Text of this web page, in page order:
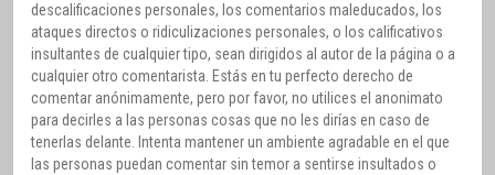
descalificaciones personales, los comentarios maleducados, los
ataques directos o ridiculizaciones personales, o los calificativos
insultantes de cualquier tipo, sean dirigidos al autor de la página o a
cualquier otro comentarista. Estás en tu perfecto derecho de
comentar anónimamente, pero por favor, no utilices el anonimato
para decirles a las personas cosas que no les dirías en caso de
tenerlas delante. Intenta mantener un ambiente agradable en el que
las personas puedan comentar sin temor a sentirse insultados o